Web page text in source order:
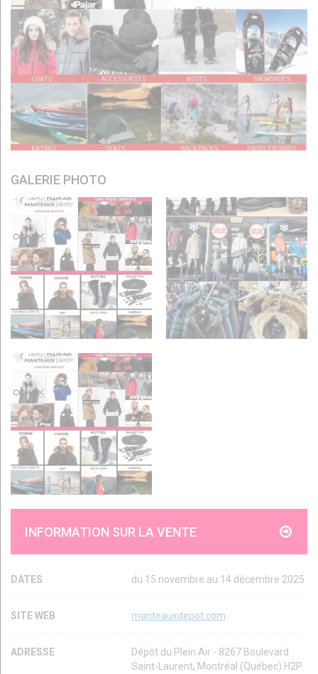
GALERIE PHOTO
INFORMATION SUR LA VENTE
DATES du 15 novembre au 14 décembre 2025
SITE WEB manteauxdepot.com
ADRESSE
Dépôt du Plein Air - 8267 Boulevard
Saint-Laurent, Montréal (Québec) H2P